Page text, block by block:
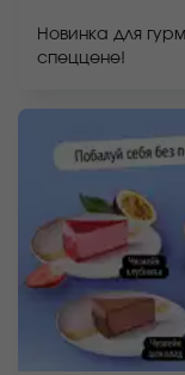
Новинка для
спеццене!